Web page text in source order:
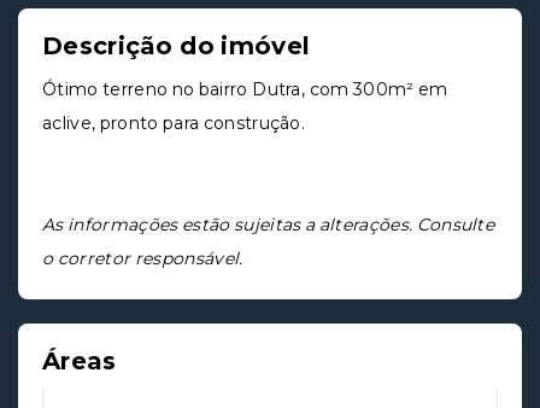
Descrição do imóvel
Ótimo terreno no bairro Dutra, com 300m² em
aclive, pronto para construção.
As informações estão sujeitas a alterações. Consulte
o corretor responsável.
Áreas